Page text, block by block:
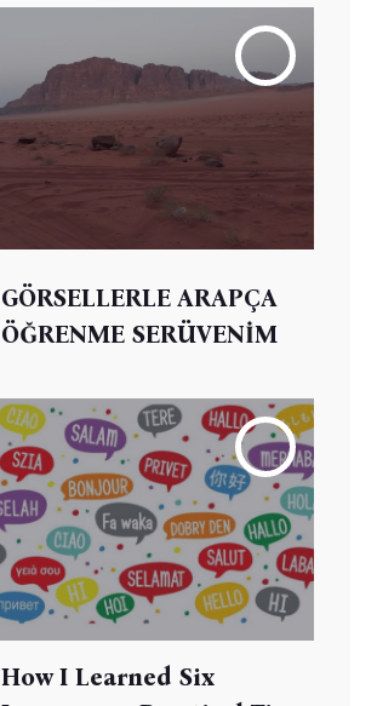
GÖRSELLERLE ARAPÇA
ÖĞRENME SERÜVENİM
How I Learned Six